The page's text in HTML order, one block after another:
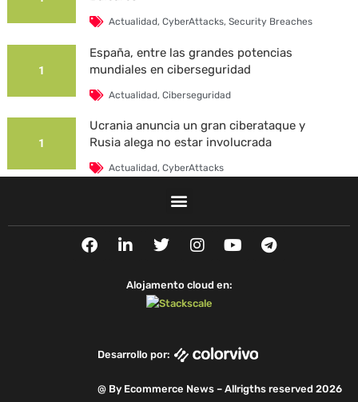
Actualidad,CyberAttacks,Security Breaches
1
España, entre las grandes potencias
mundiales en ciberseguridad
Actualidad,Ciberseguridad
1
Ucrania anuncia un gran ciberataque y
Rusia alega no estar involucrada
Actualidad,CyberAttacks
La Universidad Autónoma de Barcelona es
Actualidad,CyberAttacks,Security Breaches
F
a
L
i
k
T
w
t
t
e
I
n
t
a
g
m
Y
o
T
e
Alojamento cloud en:
Desarrollo por:
@ By Ecommerce News – Allrigths reserved 2026